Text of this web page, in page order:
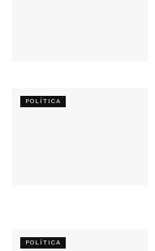
POLÍTICA
POLÍTICA